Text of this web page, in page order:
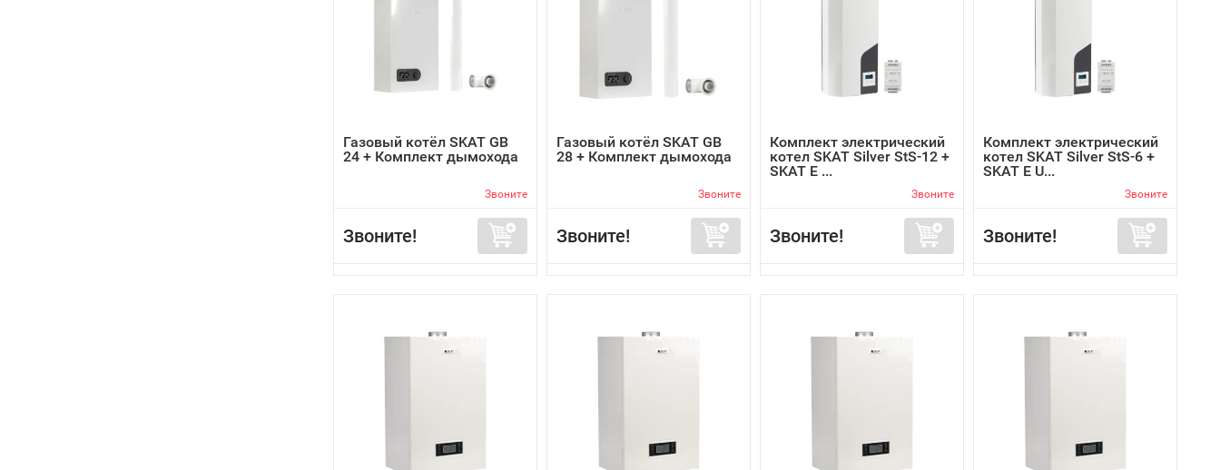
Газовый котёл SKAT GB
24 + Комплект дымохода
Звоните
Звоните!
Газовый котёл SKAT GB
28 + Комплект дымохода
Звоните
Звоните!
Комплект электрический
котел SKAT Silver StS-12 +
SKAT E ...
Звоните
Звоните!
Комплект электрический
котел SKAT Silver StS-6 +
SKAT E U...
Звоните
Звоните!